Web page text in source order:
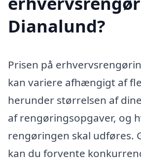
Dianalund?
Prisen på
kan variere afhængigt af
herunder størrelsen af
af rengøringsopgaver, og
rengøringen skal udføres.
kan du forvente